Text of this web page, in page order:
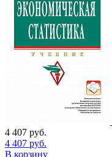
4 407 руб.
4 407 руб.
В корзину